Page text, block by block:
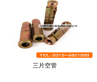
三片空管